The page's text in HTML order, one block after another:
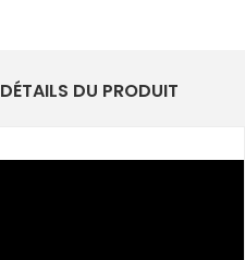
DÉTAILS DU PRODUIT